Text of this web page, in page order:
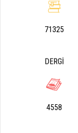
71325
DERGİ
4558